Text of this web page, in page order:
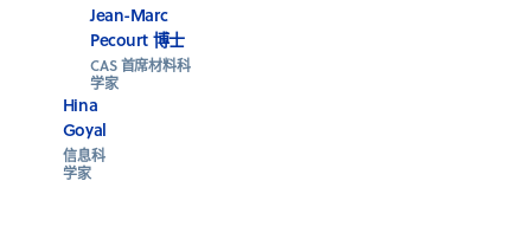
Jean-Marc
Pecourt 博士
CAS 首席材料科
学家
Hina
Goyal
信息科
学家